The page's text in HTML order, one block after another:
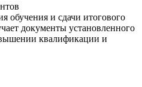
обучения и сдачи итогового
документы установленного
квалификации и